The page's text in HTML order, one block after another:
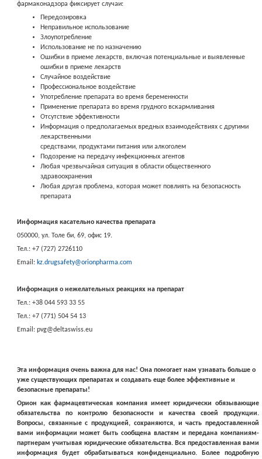
фармаконадзора фиксирует случаи:
Передозировка
Неправильное использование
Злоупотребление
Использование не по назначению
Ошибки в приеме лекарств, включая потенциальные и выявленные
ошибки в приеме лекарств
Случайное воздействие
Профессиональное воздействие
Употребление препарата во время беременности
Применение препарата во время грудного вскармливания
Отсутствие эффективности
Информация о предполагаемых вредных взаимодействиях с другими
лекарственными
средствами, продуктами питания или алкоголем
Подозрение на передачу инфекционных агентов
Любая чрезвычайная ситуация в области общественного
здравоохранения
Любая другая проблема, которая может повлиять на безопасность
препарата
Информация касательно качества препарата
050000, ул. Толе би, 69, офис 19.
Тел.: ‪+7 (727) 2726110‬
Email: kz.drugsafety@orionpharma.com
Информация о нежелательных реакциях на препарат
Тел.: +38 044 593 33 55
Тел.: +7 (771) 504 54 13
Email: pvg@deltaswiss.eu
Эта информация очень важна для нас! Она помогает нам узнавать больше о
уже существующих препаратах и создавать еще более эффективные и
безопасные препараты!
Орион как фармацевтическая компания имеет юридически обязывающие
обязательства по контролю безопасности и качества своей продукции.
Вопросы, связанные с продукцией, сохраняются, и часть предоставленной
вами информации может быть сообщена властям и передана компаниям-
партнерам учитывая юридические обязательства. Вся предоставленная вами
информация будет обрабатываться конфиденциально. Более подробную